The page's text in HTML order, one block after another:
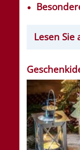
Lesen Sie